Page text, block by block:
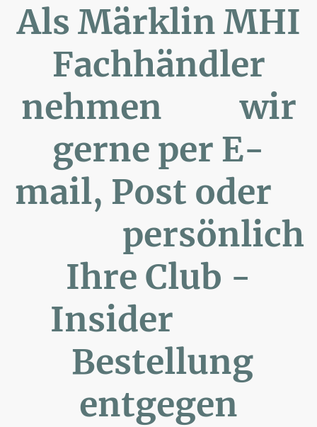
Als Märklin MHI
Fachhändler
nehmen wir
gerne per E-
mail, Post oder
persönlich
Ihre Club -
Insider
Bestellung
entgegen